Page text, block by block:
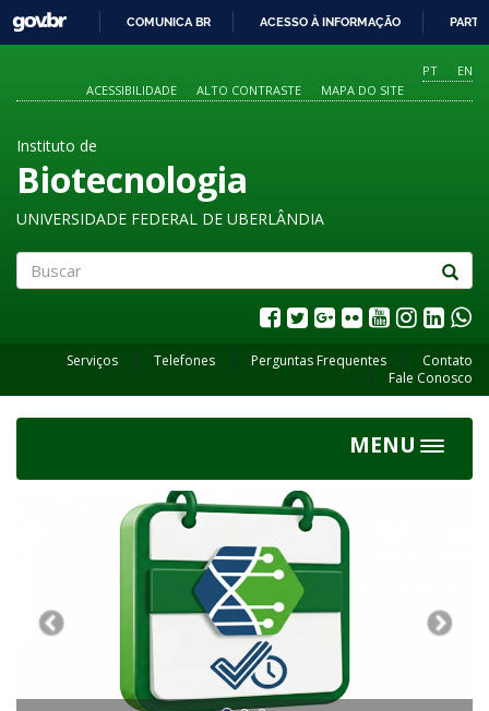
O
CONTEÚDO
GOVBR
COMUNICA BR ACESSO À INFORMAÇÃO
PT
EN
ACESSIBILIDADE
ALTO CONTRASTE MAPA DO SITE
Instituto de
Biotecnologia
UNIVERSIDADE FEDERAL DE UBERLÂNDIA
Serviços Telefones Perguntas Frequentes
Contato
Fale Conosco
MENU
Toggle
Previous